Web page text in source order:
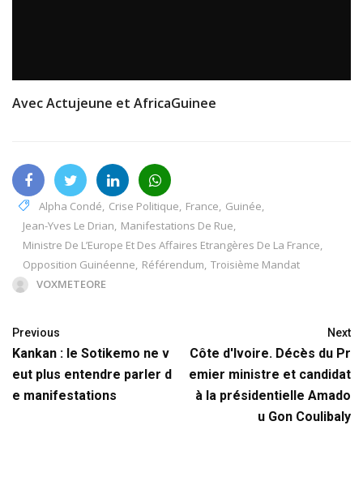
Avec Actujeune et AfricaGuinee
Alpha Condé, Crise Politique, France, Guinée,
Jean-Yves Le Drian, Manifestations De Rue,
Ministre De L’Europe Et Des Affaires Etrangères De La France,
Opposition Guinéenne, Référendum, Troisième Mandat
VOXMETEORE
Previous
Kankan : le Sotikemo ne v
eut plus entendre parler d
e manifestations
Next
Côte d'Ivoire. Décès du Pr
emier ministre et candidat
à la présidentielle Amado
u Gon Coulibaly